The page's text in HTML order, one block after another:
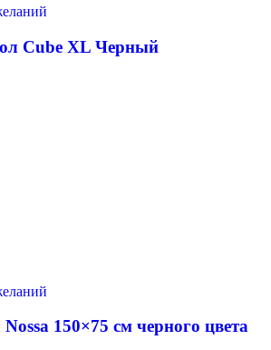
Cube XL Черный
150×75 см черного цвета